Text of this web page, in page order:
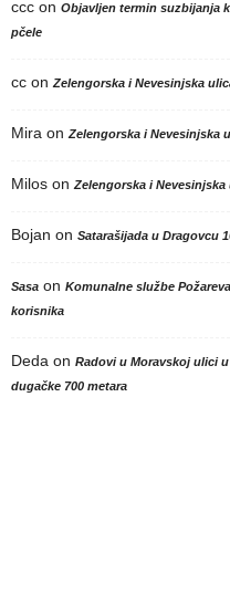
ccc on Objavljen termin suzbijanja
pčele
cc onZelengorska i Nevesinjska
Mira onZelengorska i Nevesinjska
Milos onZelengorska i
Bojan on Satarašijada u Dragovcu
Sasa on Komunalne službe
korisnika
Deda on Radovi u Moravskoj ulici
dugačke 700 metara